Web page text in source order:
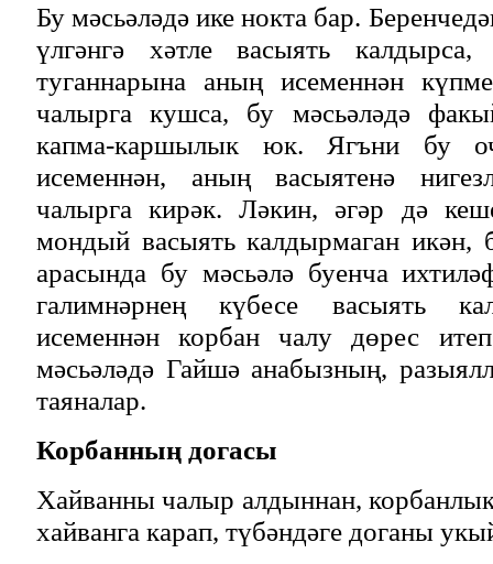
Бу мәсьәләдә ике нокта бар.
үлгәнгә хәтле васыять
туганнарына аның исеменнән
чалырга кушса, бу мәсьәләдә
капма-каршылык юк. Ягъни бу
исеменнән, аның васыятенә
чалырга кирәк. Ләкин, әгәр дә
мондый васыять калдырмаган икән,
арасында бу мәсьәлә буенча
галимнәрнең күбесе васыять
исеменнән корбан чалу дөрес
мәсьәләдә Гайшә анабызның,
таяналар.
Корбанның догасы
Хайванны чалыр алдыннан,
хайванга карап, түбәндәге доганы